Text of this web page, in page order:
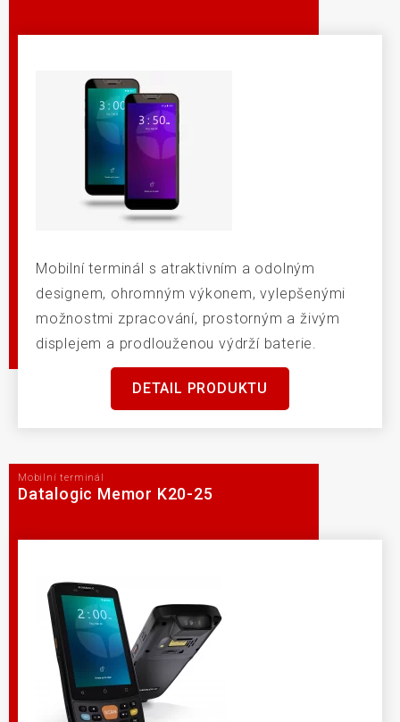
Mobilní terminál s atraktivním a odolným
designem, ohromným výkonem, vylepšenými
možnostmi zpracování, prostorným a živým
displejem a prodlouženou výdrží baterie.
DETAIL PRODUKTU
Mobilní terminál
Datalogic Memor K20-25